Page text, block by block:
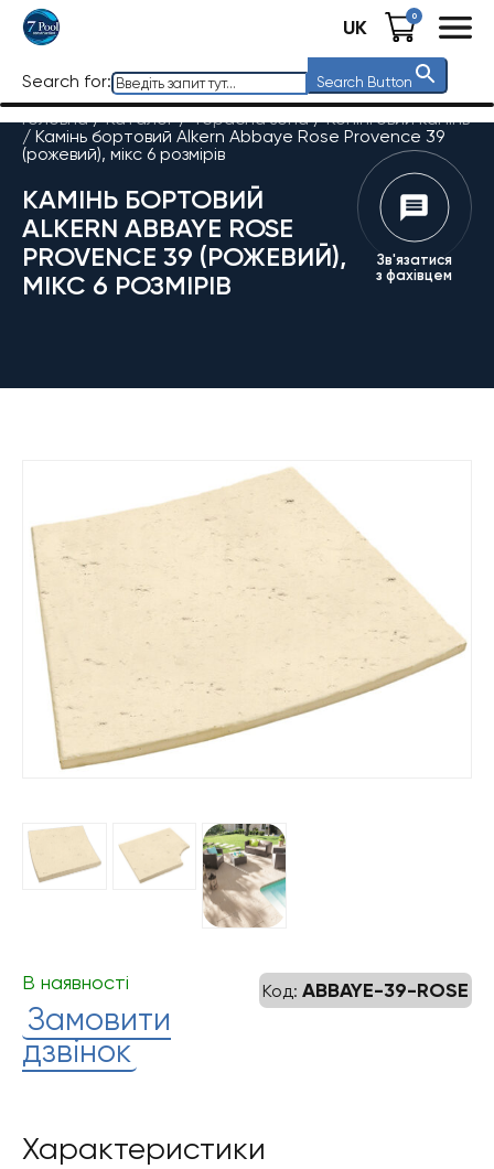
UK 0
Search for: Search Button
Головна / Каталог/Терасна зона/Копінговий камінь
/ Камінь бортовий Alkern Abbaye Rose Provence 39
(рожевий), мікс 6 розмірів
КАМІНЬ БОРТОВИЙ
ALKERN ABBAYE ROSE
PROVENCE 39 (РОЖЕВИЙ),
МІКС 6 РОЗМІРІВ
Зв'язатися
з фахівцем
Код: ABBAYE-39-ROSE
В наявності
Замовити
дзвінок
Характеристики